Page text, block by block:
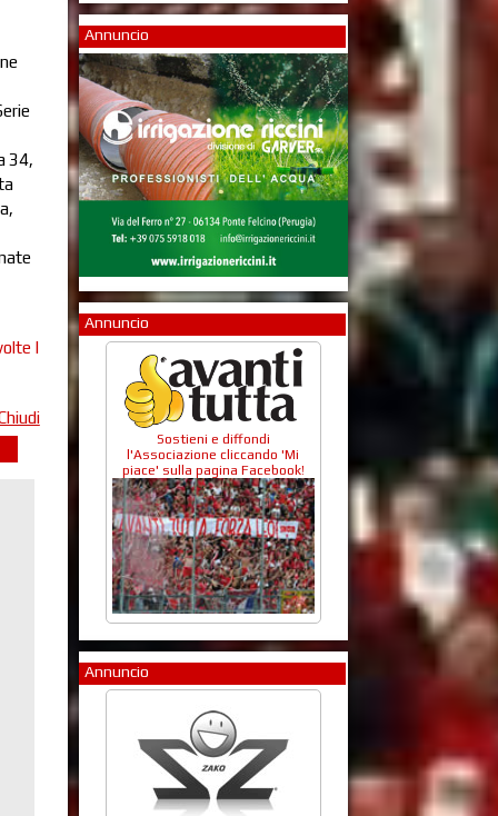
34,
|
Annuncio
Annuncio
Sostieni e diffondi
l'Associazione cliccando 'Mi
piace' sulla pagina Facebook!
Annuncio